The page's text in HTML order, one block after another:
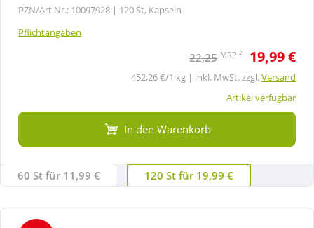
PZN/Art.Nr.: 10097928 | 120 St, Kapseln
Pflichtangaben
22,25 MRP 2 19,99 €
452,26 €/1 kg | inkl. MwSt. zzgl.Versand
Artikel verfügbar
In den Warenkorb
60 St für 11,99 € 120 St für 19,99 €